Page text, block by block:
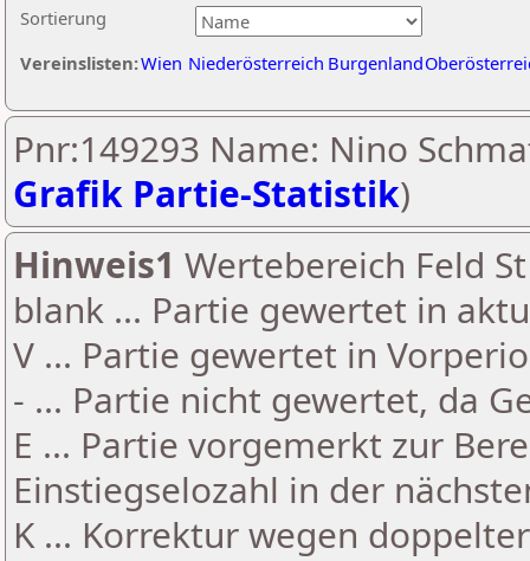
Sortierung
Vereinslisten:Wien Niederösterreich Burgenland
Pnr:149293 Name: Nino
Grafik Partie-Statistik)
Hinweis1 Wertebereich Feld
blank ... Partie gewertet in
V ... Partie gewertet in
- ... Partie nicht gewertet, da
E ... Partie vorgemerkt zur
Einstiegselozahl in der
K ... Korrektur wegen